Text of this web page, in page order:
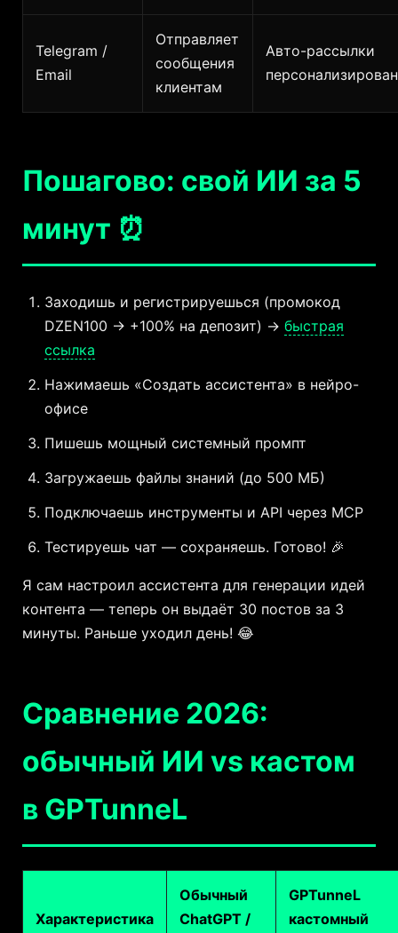
Telegram /
Email
Отправляет
сообщения
клиентам
Авто-рассылки
Пошагово: свой ИИ за 5
минут ⏰
Заходишь и регистрируешься (промокод
DZEN100 → +100% на депозит) → быстрая
ссылка
Нажимаешь «Создать ассистента» в нейро-
офисе
Пишешь мощный системный промпт
Загружаешь файлы знаний (до 500 МБ)
Подключаешь инструменты и API через MCP
Тестируешь чат — сохраняешь. Готово! 🎉
Я сам настроил ассистента для генерации идей
контента — теперь он выдаёт 30 постов за 3
минуты. Раньше уходил день! 😂
Сравнение 2026:
обычный ИИ vs кастом
в GPTunneL
Характеристика
Обычный
ChatGPT /
GPTunneL
кастомный